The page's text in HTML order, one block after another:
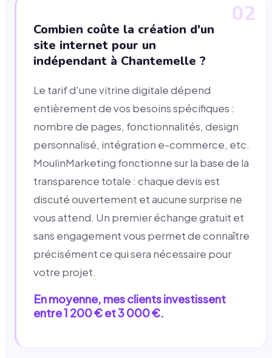
02
Combien coûte la création d'un
site internet pour un
indépendant à Chantemelle ?
Le tarif d'une vitrine digitale dépend
entièrement de vos besoins spécifiques :
nombre de pages, fonctionnalités, design
personnalisé, intégration e-commerce, etc.
MoulinMarketing fonctionne sur la base de la
transparence totale : chaque devis est
discuté ouvertement et aucune surprise ne
vous attend. Un premier échange gratuit et
sans engagement vous permet de connaître
précisément ce qui sera nécessaire pour
votre projet.
En moyenne, mes clients investissent
entre 1 200 € et 3 000 €.